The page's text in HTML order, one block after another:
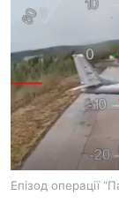
ua ru en
Епізод операції